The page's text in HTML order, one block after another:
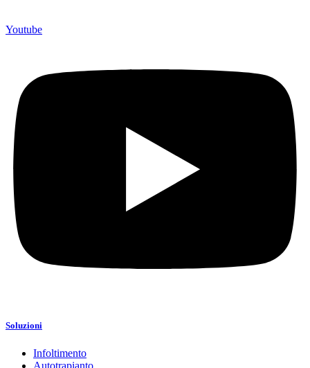
Youtube
Soluzioni
Infoltimento
Autotrapianto